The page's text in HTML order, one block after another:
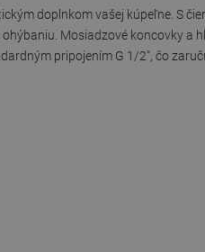
doplnkom vašej kúpeľne. S
Mosiadzové koncovky
pripojením G 1/2", čo